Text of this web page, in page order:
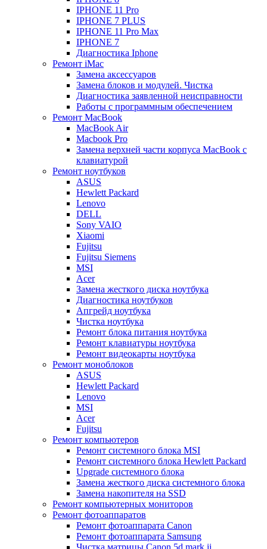
IPHONE 11 Pro
IPHONE 7 PLUS
IPHONE 11 Pro Max
IPHONE 7
Диагностика Iphone
Ремонт iMac
Замена аксессуаров
Замена блоков и модулей. Чистка
Диагностика заявленной неисправности
Работы с программным обеспечением
Ремонт MacBook
MacBook Air
Macbook Pro
Замена верхней части корпуса MacBook с
клавиатурой
Ремонт ноутбуков
ASUS
Hewlett Packard
Lenovo
DELL
Sony VAIO
Xiaomi
Fujitsu
Fujitsu Siemens
MSI
Acer
Замена жесткого диска ноутбука
Диагностика ноутбуков
Апгрейд ноутбука
Чистка ноутбука
Ремонт блока питания ноутбука
Ремонт клавиатуры ноутбука
Ремонт видеокарты ноутбука
Ремонт моноблоков
ASUS
Hewlett Packard
Lenovo
MSI
Acer
Fujitsu
Ремонт компьютеров
Ремонт системного блока MSI
Ремонт системного блока Hewlett Packard
Upgrade системного блока
Замена жесткого диска системного блока
Замена накопителя на SSD
Ремонт компьютерных мониторов
Ремонт фотоаппаратов
Ремонт фотоаппарата Canon
Ремонт фотоаппарата Samsung
Чистка матрицы Canon 5d mark ii